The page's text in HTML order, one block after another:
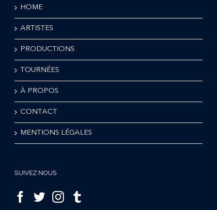
HOME
ARTISTES
PRODUCTIONS
TOURNÉES
À PROPOS
CONTACT
MENTIONS LÉGALES
SUIVEZ NOUS